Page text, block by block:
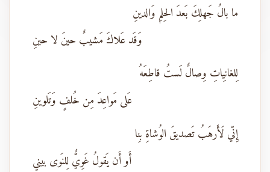
ما بالُ جَهلِكَ بَعدَ الحِلمِ وَالدينِ
وَقَد عَلاكَ مَشيبٌ حينَ لا حينِ
لِلغانِياتِ وِصالٌ لَستُ قاطِعَهُ
عَلى مَواعِدَ مِن خُلفٍ وَتَلوينِ
إِنّي لَأَرهَبُ تَصديقَ الوُشاةِ بِنا
أَو أَن يَقولُ غَوِيٌّ لِلنَوى بيني